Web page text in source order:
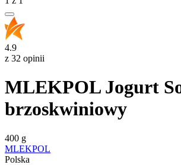
4.9
z 32 opinii
MLEKPOL Jogurt
brzoskwiniowy
400 g
MLEKPOL
Polska